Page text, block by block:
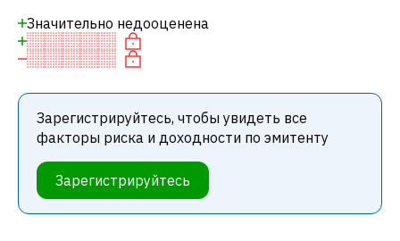
Значительно недооценена
Зарегистрируйтесь, чтобы увидеть все
факторы риска и доходности по эмитенту
Зарегистрируйтесь